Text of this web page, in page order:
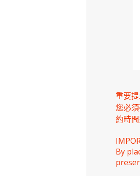
重要提
您必
約時
By